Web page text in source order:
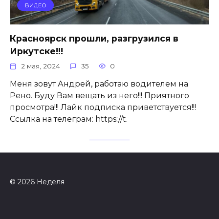
ВИДЕО
Красноярск прошли, разгрузился в
Иркутске!!!
2 мая, 2024 35 0
Меня зовут Андрей, работаю водителем на
Рено. Буду Вам вещать из него!!! Приятного
просмотра!!! Лайк подписка приветствуется!!!
Ссылка на телеграм: https://t.
© 2026 Неделя